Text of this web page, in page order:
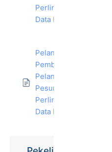
Perlindungan
Data Peribadi
Pelantikan dan
Pembatalan
Pelantikan
Pesuruhjaya
Perlindungan
Data Peribadi